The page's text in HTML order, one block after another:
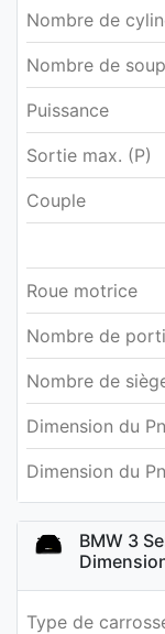
Nombre de
Nombre de
Puissance
Sortie max. (P)
Couple
Roue motrice
Nombre de
Nombre de
Dimension du
Dimension du
BMW 3
Type de